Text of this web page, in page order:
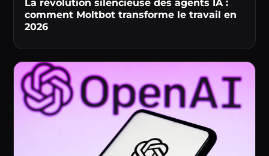
La révolution silencieuse des agents IA :
comment Moltbot transforme le travail en
2026